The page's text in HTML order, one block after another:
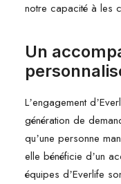
notre capacité à les
Un
Lʼengagement
génération de
quʼune personne
elle bénéficie dʼun
équipes dʼEverlife